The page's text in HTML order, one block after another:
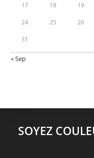
17 18 19
24 25 26
31
« Sep
SOYEZ